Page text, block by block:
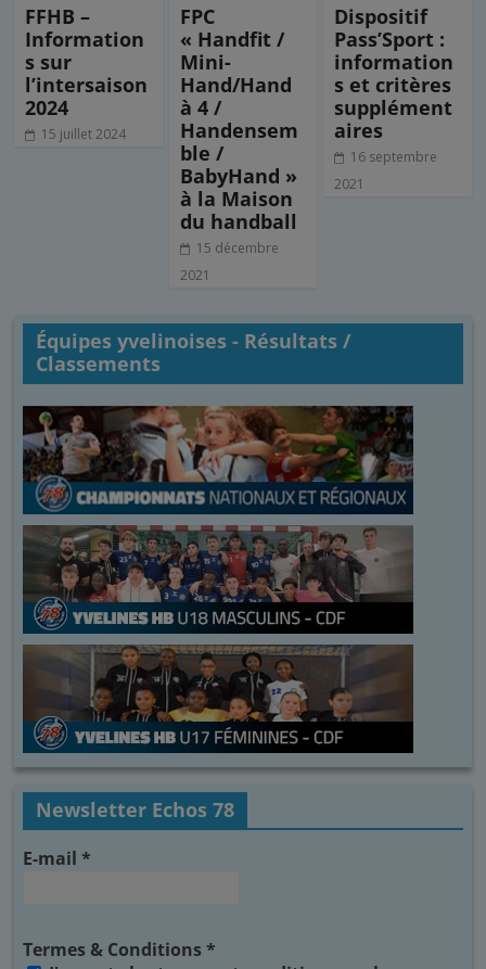
FFHB –
Information
s sur
l’intersaison
2024
15 juillet 2024
FPC
« Handfit /
Mini-
Hand/Hand
à 4 /
Handensem
ble /
BabyHand »
à la Maison
du handball
15 décembre
2021
Dispositif
Pass’Sport :
information
s et critères
supplément
aires
16 septembre
2021
Équipes yvelinoises - Résultats /
Classements
Newsletter Echos 78
E-mail*
Termes & Conditions*